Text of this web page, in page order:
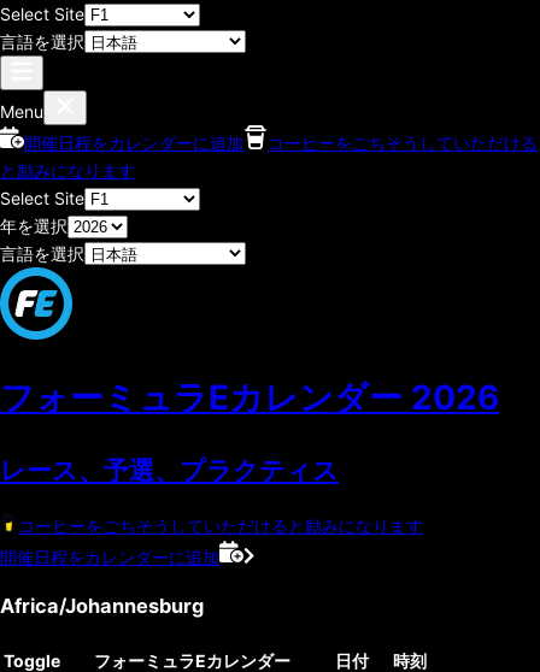
Select Site
言語を選択
Menu
開催日程をカレンダーに追加
コーヒーをごちそうしていただける
と励みになります
Select Site
年を選択
言語を選択
フォーミュラEカレンダー 2026
レース、予選、プラクティス
コーヒーをごちそうしていただけると励みになります
開催日程をカレンダーに追加
Africa/Johannesburg
Toggle フォーミュラEカレンダー 日付
時刻